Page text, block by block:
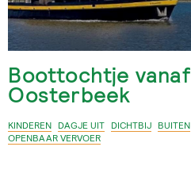
Boottochtje vanaf
Oosterbeek
KINDEREN DAGJE UIT DICHTBIJ BUITEN
OPENBAAR VERVOER